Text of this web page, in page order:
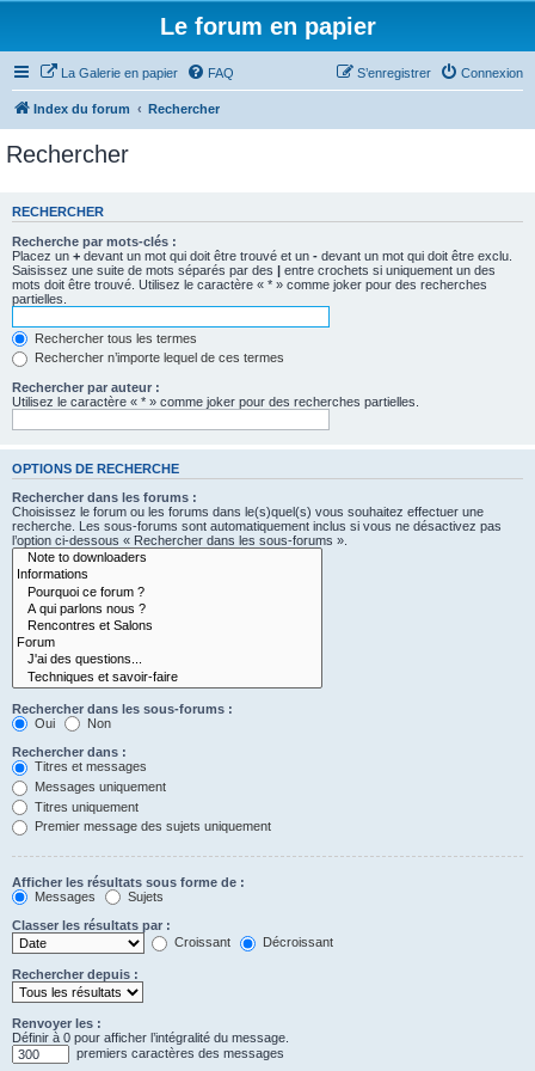
Le forum en papier
La Galerie en papier FAQ Connexion
S’enregistrer
Index du forum Rechercher
Rechercher
RECHERCHER
Recherche par mots-clés :
Placez un + devant un mot qui doit être trouvé et un - devant un mot qui doit être exclu.
Saisissez une suite de mots séparés par des | entre crochets si uniquement un des
mots doit être trouvé. Utilisez le caractère « * » comme joker pour des recherches
partielles.
Rechercher tous les termes
Rechercher n’importe lequel de ces termes
Rechercher par auteur :
Utilisez le caractère « * » comme joker pour des recherches partielles.
OPTIONS DE RECHERCHE
Rechercher dans les forums :
Choisissez le forum ou les forums dans le(s)quel(s) vous souhaitez effectuer une
recherche. Les sous-forums sont automatiquement inclus si vous ne désactivez pas
l’option ci-dessous « Rechercher dans les sous-forums ».
Rechercher dans les sous-forums :
Oui
Non
Rechercher dans :
Titres et messages
Messages uniquement
Titres uniquement
Premier message des sujets uniquement
Afficher les résultats sous forme de :
Messages
Sujets
Classer les résultats par :
Croissant
Décroissant
Rechercher depuis :
Renvoyer les :
Définir à 0 pour afficher l’intégralité du message.
premiers caractères des messages